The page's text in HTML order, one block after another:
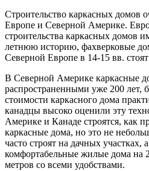
Строительство каркасных домов
Европе и Северной Америке.
строительства каркасных домов
летнюю историю, фахверковые
Северной Европе в 14-15 вв.
В Северной Америке каркасные
распространенными уже 200 лет,
стоимости каркасного дома
канадцы высоко оценили эту
Америке и Канаде строятся, как
каркасные дома, но это не
часто строят на дачных участках,
комфортабельные жилые дома на
метров со всеми удобствами.